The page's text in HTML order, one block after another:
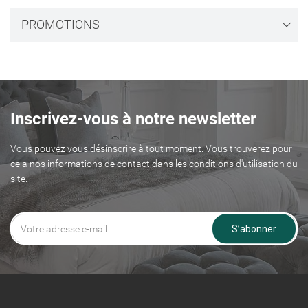
PROMOTIONS
Inscrivez-vous à notre newsletter
Vous pouvez vous désinscrire à tout moment. Vous trouverez pour
cela nos informations de contact dans les conditions d'utilisation du
site.
S’abonner
((cancelText))